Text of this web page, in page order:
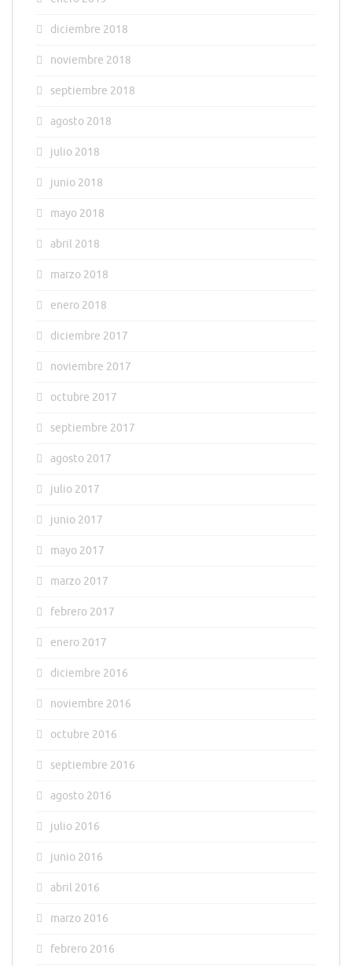
diciembre 2018
noviembre 2018
septiembre 2018
agosto 2018
julio 2018
junio 2018
mayo 2018
abril 2018
marzo 2018
enero 2018
diciembre 2017
noviembre 2017
octubre 2017
septiembre 2017
agosto 2017
julio 2017
junio 2017
mayo 2017
marzo 2017
febrero 2017
enero 2017
diciembre 2016
noviembre 2016
octubre 2016
septiembre 2016
agosto 2016
julio 2016
junio 2016
abril 2016
marzo 2016
febrero 2016